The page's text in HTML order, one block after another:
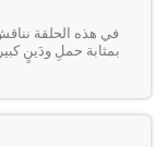
‏في هذه الحلقة
بمثابة حملِ ودَينٍ